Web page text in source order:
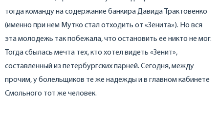
тогда команду на содержание банкира Давида Трактовенко
(именно при нем Мутко стал отходить от «Зенита»). Но вся
эта молодежь так побежала, что остановить ее никто не мог.
Тогда сбылась мечта тех, кто хотел видеть «Зенит»,
составленный из петербургских парней. Сегодня, между
прочим, у болельщиков те же надежды и в главном кабинете
Смольного тот же человек.